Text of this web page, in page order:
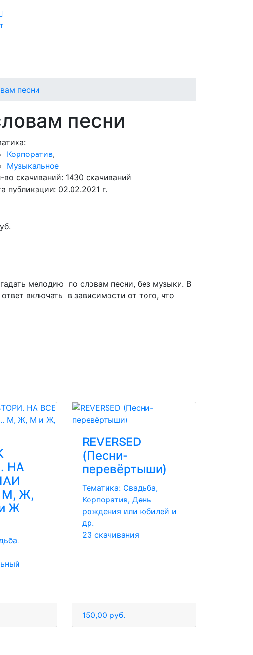
песни
песни
Корпоратив,
Музыкальное
во скачиваний: 1430 скачиваний
публикации: 02.02.2021 г.
мелодию по словам песни, без музыки. В
включать в зависимости от того, что
НА
М, Ж,
Ж
REVERSED
(Песни-
перевёртыши)
Тематика: Свадьба,
Корпоратив, День
рождения или юбилей и
др.
23 скачивания
150,00 руб.